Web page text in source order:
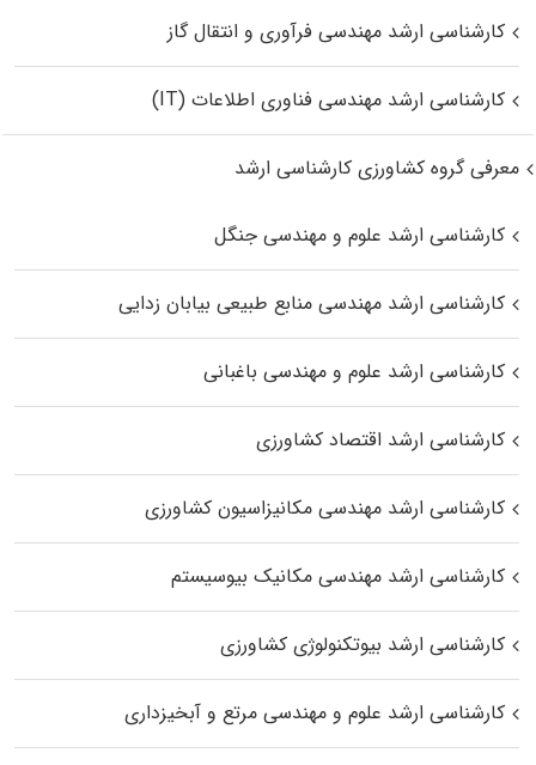
کارشناسی ارشد مهندسی فرآوری و انتقال گاز
کارشناسی ارشد مهندسی فناوری اطلاعات (IT)
معرفی گروه کشاورزی کارشناسی ارشد
کارشناسی ارشد علوم و مهندسی جنگل
کارشناسی ارشد مهندسی منابع طبیعی بیابان زدایی
کارشناسی ارشد علوم و مهندسی باغبانی
کارشناسی ارشد اقتصاد کشاورزی
کارشناسی ارشد مهندسی مکانیزاسیون کشاورزی
کارشناسی ارشد مهندسی مکانیک بیوسیستم
کارشناسی ارشد بیوتکنولوژی کشاورزی
کارشناسی ارشد علوم و مهندسی مرتع و آبخیزداری